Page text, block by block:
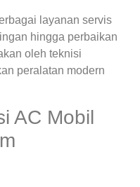
layanan servis
hingga perbaikan
oleh teknisi
peralatan modern
AC Mobil